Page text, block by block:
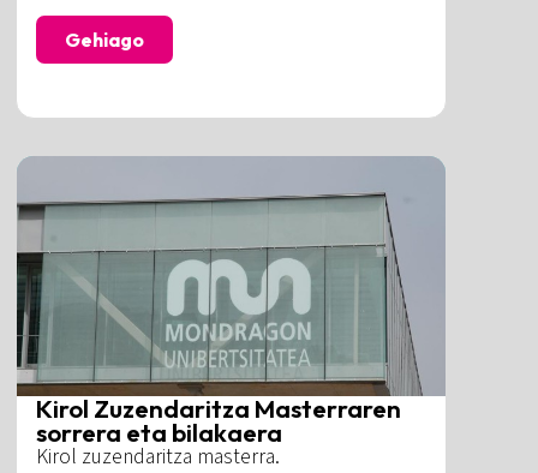
Gehiago
Kirol Zuzendaritza Masterraren
sorrera eta bilakaera
Kirol zuzendaritza masterra.